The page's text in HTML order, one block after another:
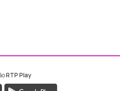
RTP Play